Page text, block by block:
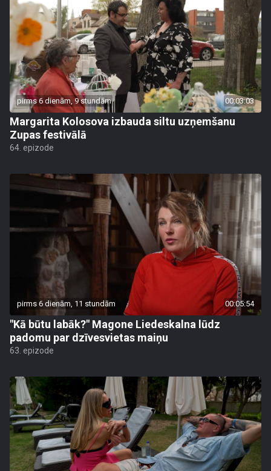
pirms 6 dienām, 9 stundām 00:03:03
Margarita Kolosova izbauda siltu uzņemšanu
Zupas festivālā
64. epizode
pirms 6 dienām, 11 stundām 00:05:54
"Kā būtu labāk?" Magone Liedeskalna lūdz
padomu par dzīvesvietas maiņu
63. epizode